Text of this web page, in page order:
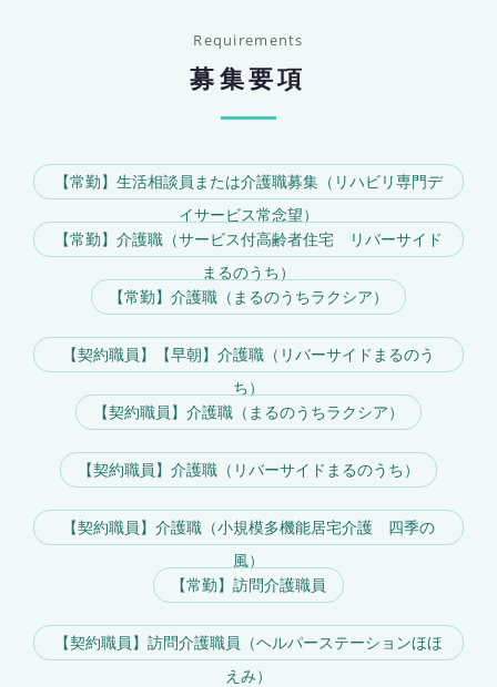
募集要項
【常勤】生活相談員または介護職募集（リハビリ専門デ
イサービス常念望）
【常勤】介護職（サービス付高齢者住宅 リバーサイド
まるのうち）
【常勤】介護職（まるのうちラクシア）
【契約職員】【早朝】介護職（リバーサイドまるのう
ち）
【契約職員】介護職（まるのうちラクシア）
【契約職員】介護職（リバーサイドまるのうち）
【契約職員】介護職（小規模多機能居宅介護 四季の
風）
【常勤】訪問介護職員
【契約職員】訪問介護職員（ヘルパーステーションほほ
えみ）